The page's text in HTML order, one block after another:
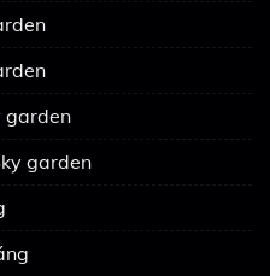
garden
garden